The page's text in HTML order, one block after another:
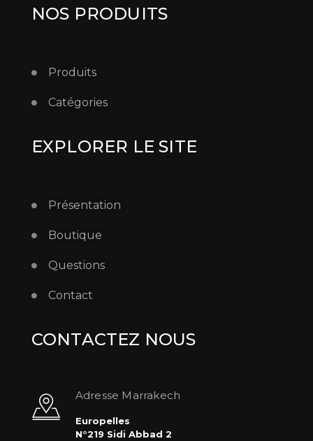
NOS PRODUITS
Produits
Catégories
EXPLORER LE SITE
Présentation
Boutique
Questions
Contact
CONTACTEZ NOUS
Adresse Marrakech
Europelles
N°219 Sidi Abbad 2